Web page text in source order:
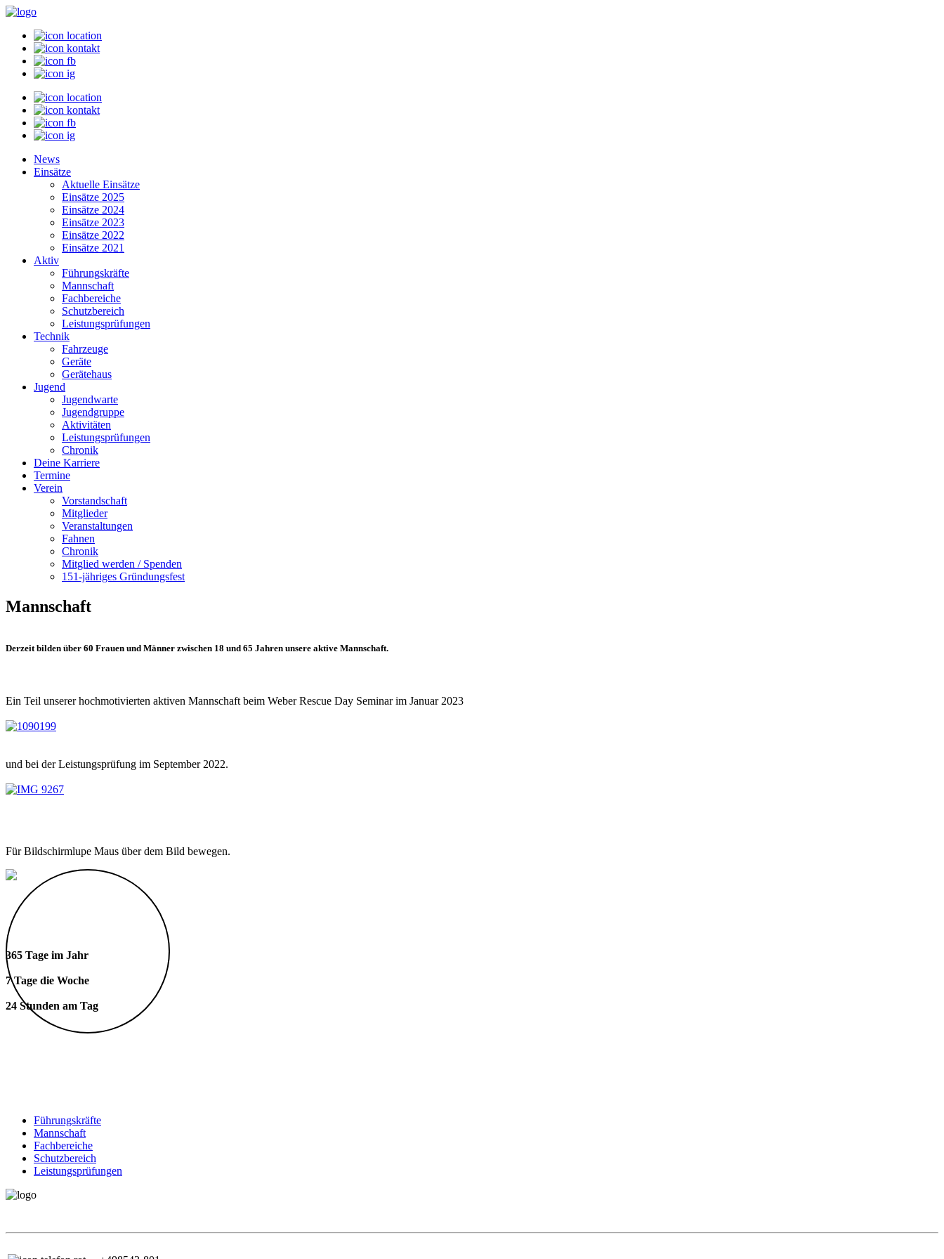
News
Einsätze
Aktuelle Einsätze
Einsätze 2025
Einsätze 2024
Einsätze 2023
Einsätze 2022
Einsätze 2021
Aktiv
Führungskräfte
Mannschaft
Fachbereiche
Schutzbereich
Leistungsprüfungen
Technik
Fahrzeuge
Geräte
Gerätehaus
Jugend
Jugendwarte
Jugendgruppe
Aktivitäten
Leistungsprüfungen
Chronik
Deine Karriere
Termine
Verein
Vorstandschaft
Mitglieder
Veranstaltungen
Fahnen
Chronik
Mitglied werden / Spenden
151-jähriges Gründungsfest
Mannschaft
Derzeit bilden über 60 Frauen und Männer zwischen 18 und 65 Jahren unsere aktive Mannschaft.
Ein Teil unserer hochmotivierten aktiven Mannschaft beim Weber Rescue Day Seminar im Januar 2023
und bei der Leistungsprüfung im September 2022.
Für Bildschirmlupe Maus über dem Bild bewegen.
365 Tage im Jahr
7 Tage die Woche
24 Stunden am Tag
Führungskräfte
Mannschaft
Fachbereiche
Schutzbereich
Leistungsprüfungen